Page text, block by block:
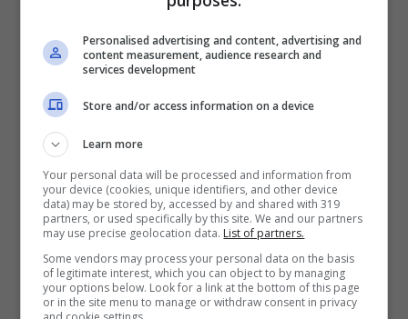
donne protagonista
della stagione
Personalised advertising and content, advertising and
content measurement, audience research and
services development
Store and/or access information on a device
Learn more
Your personal data will be processed and information from
your device (cookies, unique identifiers, and other device
data) may be stored by, accessed by and shared with 319
partners, or used specifically by this site. We and our partners
may use precise geolocation data. List of partners.
Some vendors may process your personal data on the basis
of legitimate interest, which you can object to by managing
your options below. Look for a link at the bottom of this page
or in the site menu to manage or withdraw consent in privacy